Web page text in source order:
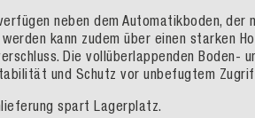
neben dem Automatikboden, der
kann zudem über einen starken
Die vollüberlappenden Boden-
und Schutz vor unbefugtem
spart Lagerplatz.